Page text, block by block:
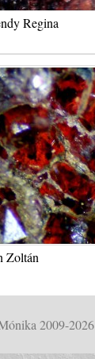
Regina
Zoltán
2009-2026